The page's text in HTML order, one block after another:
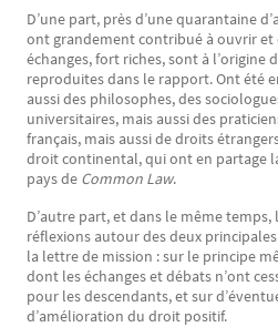
D’une part, près d’une quarantaine
ont grandement contribué à ouvrir et
échanges, fort riches, sont à l’origine
reproduites dans le rapport. Ont été
aussi des philosophes, des
universitaires, mais aussi des
français, mais aussi de droits
droit continental, qui ont en partage
pays de Common Law.
D’autre part, et dans le même
réflexions autour des deux
la lettre de mission : sur le principe
dont les échanges et débats n’ont
pour les descendants, et sur
d’amélioration du droit positif.